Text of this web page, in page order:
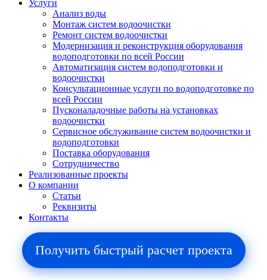
Услуги
Анализ воды
Монтаж систем водоочистки
Ремонт систем водоочистки
Модернизация и реконструкция оборудования
водоподготовки по всей России
Автоматизация систем водоподготовки и
водоочистки
Консультационные услуги по водоподготовке по
всей России
Пусконаладочные работы на установках
водоочистки
Сервисное обслуживание систем водоочистки и
водоподготовки
Поставка оборудования
Сотрудничество
Реализованные проекты
О компании
Cтатьи
Реквизиты
Контакты
Получить быстрый расчет проекта